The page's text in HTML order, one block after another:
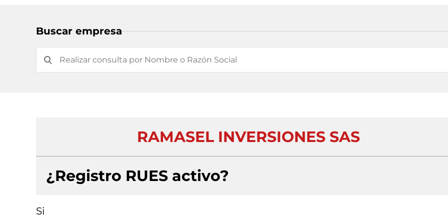
Buscar empresa
RAMASEL INVERSIONES SAS
¿Registro RUES activo?
Si